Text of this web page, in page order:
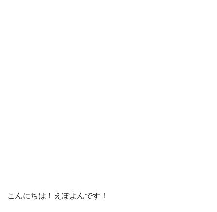
こんにちは！えぽよんです！